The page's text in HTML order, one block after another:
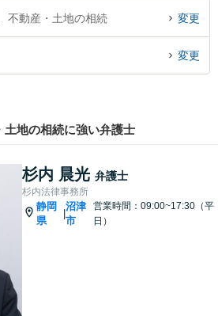
不動産・土地の相続 変更
変更
地の相続に強い弁護士
杉内 晨光 弁護士
杉内法律事務所
静岡
県
|
沼津
市
営業時間：09:00~17:30（平
日）